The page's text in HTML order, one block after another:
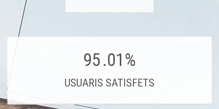
95.01%
USUARIS SATISFETS